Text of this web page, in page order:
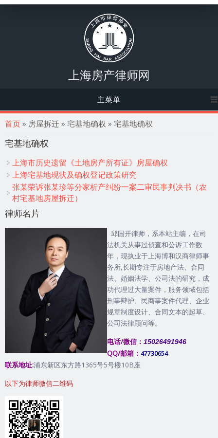
上海房产律师网
主菜单
你在这里
首页» 房屋拆迁 » 宅基地确权 » 宅基地确权
宅基地确权
上海市历史遗留《土地房产所有证》房屋确权
上海宅基地现状及确权登记政策研究
张某荣诉张某珍等分家析产纠纷一案二审民事判决书（农
村宅基地房屋拆迁）
律师名片
邱国开律师，系本站主编，在司
法机关从事过侦查和公诉工作数
年，现执业于上海博和汉商律师事
务所,长期专注于房地产法、合同
法、婚姻法学、公司法的研究，成
功代理过大量案件，服务领域包括
刑事辩护、民商事案件代理、企业
规章制度设计、合同文本的起草、
公司法律顾问等。
电话/微信： 15026491946
QQ/邮箱： 47730654
联系地址:浦东新区东方路1365号5号楼10B座
以下为律师微信二维码